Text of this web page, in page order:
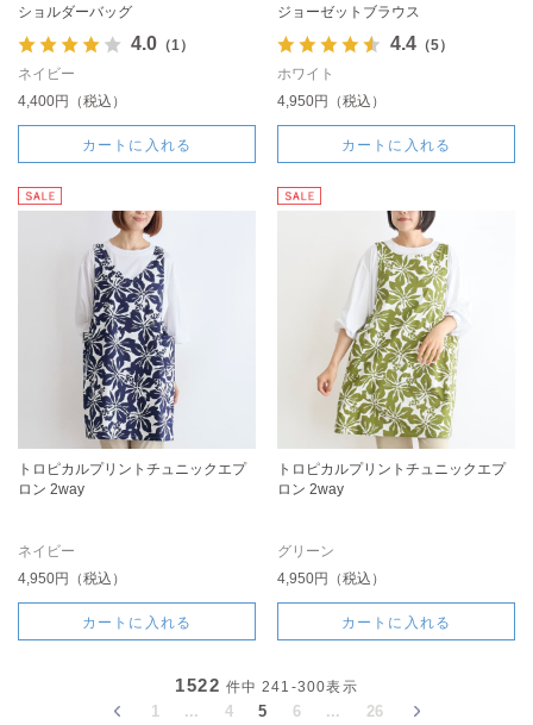
ショルダーバッグ
4.0（1）
ネイビー
4,400円（税込）
カートに入れる
ジョーゼットブラウス
4.4（5）
ホワイト
4,950円（税込）
カートに入れる
トロピカルプリントチュニックエプ
ロン 2way
ネイビー
4,950円（税込）
カートに入れる
トロピカルプリントチュニックエプ
ロン 2way
グリーン
4,950円（税込）
カートに入れる
1522 件中 241-300表示
1 ... 4 5 6 ... 26